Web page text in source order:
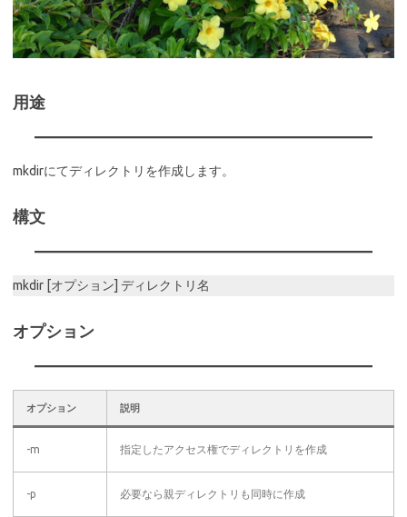
用途
mkdirにてディレクトリを作成します。
構文
mkdir [オプション] ディレクトリ名
オプション
オプション 説明
-m 指定したアクセス権でディレクトリを作成
-p 必要なら親ディレクトリも同時に作成